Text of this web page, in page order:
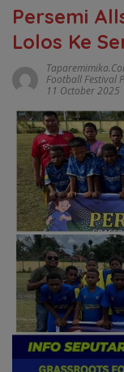
Persemi
Lolos Ke
Football Festival
11 October 2025